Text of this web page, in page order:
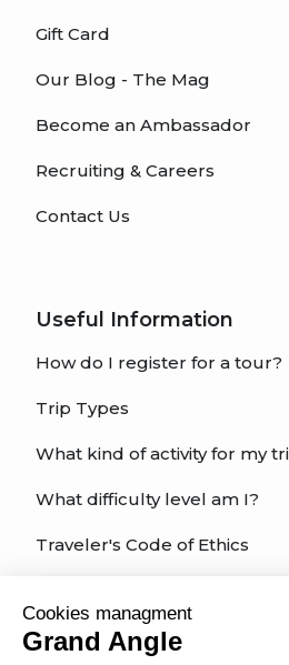
Cookies managment
Grand Angle
Gift Card
Our Blog - The Mag
Become an Ambassador
Recruiting & Careers
Contact Us
Useful Information
How do I register for a tour?
Trip Types
What kind of activity for my
What difficulty level am I?
Traveler's Code of Ethics